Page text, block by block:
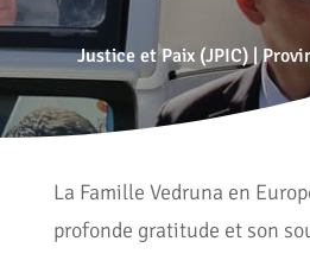
Justice et Paix (JPIC)|
La Famille Vedruna en
profonde gratitude et son